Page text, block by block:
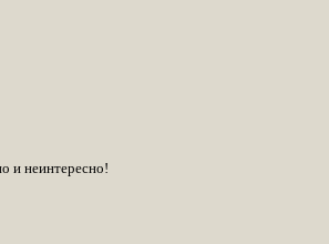
и неинтересно!